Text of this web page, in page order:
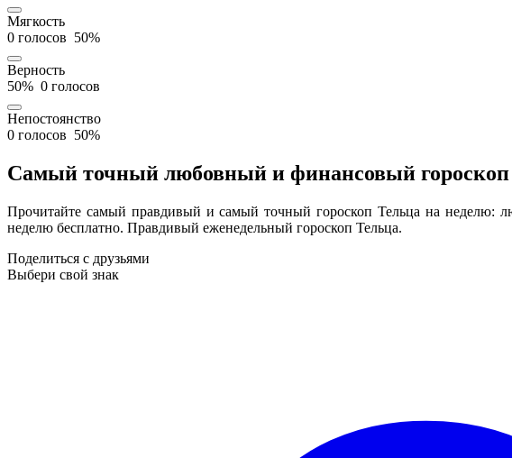
Мягкость
0 голосов 50%
Верность
50% 0 голосов
Непостоянство
0 голосов 50%
Самый точный любовный и финансовый гороскоп
Прочитайте самый правдивый и самый точный гороскоп Тельца на неделю:
неделю бесплатно. Правдивый еженедельный гороскоп Тельца.
Поделиться с друзьями
Выбери свой знак